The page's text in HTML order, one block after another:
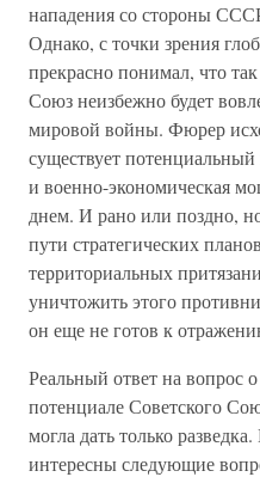
нападения со стороны
Однако, с точки зрения
прекрасно понимал, что
Союз неизбежно будет
мировой войны. Фюрер
существует
и военно-экономическая
днем. И рано или поздно,
пути стратегических
территориальных
уничтожить этого
он еще не готов к
Реальный ответ на вопрос
потенциале Советского
могла дать только
интересны следующие